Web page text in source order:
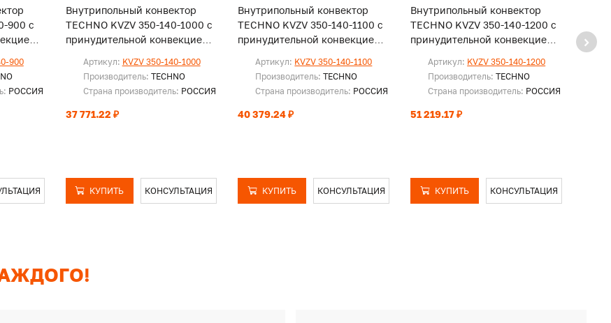
900 с
900
РОССИЯ
Внутрипольный конвектор
TECHNO KVZV 350-140-1000 с
принудительной конвекцией
Артикул: KVZV 350-140-1000
Производитель: TECHNO
Страна производитель: РОССИЯ
37 771.22 ₽
КУПИТЬ КОНСУЛЬТАЦИЯ
Внутрипольный конвектор
TECHNO KVZV 350-140-1100 с
принудительной конвекцией
Артикул: KVZV 350-140-1100
Производитель:TECHNO
Страна производитель: РОССИЯ
40 379.24 ₽
КУПИТЬ КОНСУЛЬТАЦИЯ
Внутрипольный конвектор
TECHNO KVZV 350-140-1200 с
принудительной конвекцией
Артикул: KVZV 350-140-1200
Производитель:TECHNO
Страна производитель: РОССИЯ
51 219.17 ₽
КУПИТЬ КОНСУЛЬТАЦИЯ
без